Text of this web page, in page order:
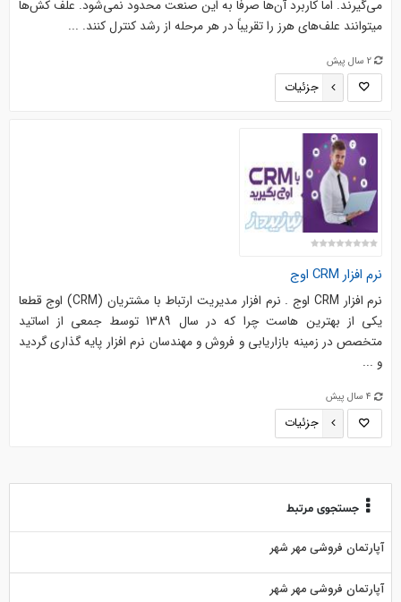
می‌گیرند. اما کاربرد آن‌ها صرفا به این صنعت محدود نمی‌شود. علف کش‌ها
می‎توانند علف‏‌های هرز را تقریباً در هر مرحله از رشد کنترل کنند. ...
2 سال پیش
جزئیات
نرم افزار CRM اوج
نرم افزار CRM اوج . نرم افزار مدیریت ارتباط با مشتریان (CRM) اوج قطعا
یکی از بهترین هاست چرا که در سال 1389 توسط جمعی از اساتید
متخصص در زمینه بازاریابی و فروش و مهندسان نرم افزار پایه گذاری گردید
و ...
4 سال پیش
جزئیات
جستجوی مرتبط
آپارتمان فروشی مهر شهر
آپارتمان فروشی مهر شهر